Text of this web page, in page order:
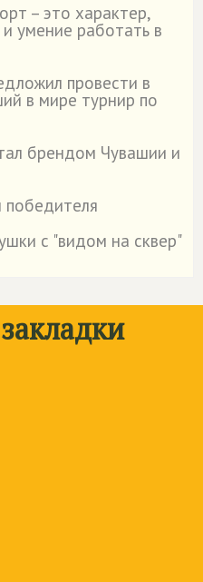
– это характер,
умение работать в
провести в
в мире турнир по
брендом Чувашии и
победителя
с "видом на сквер"